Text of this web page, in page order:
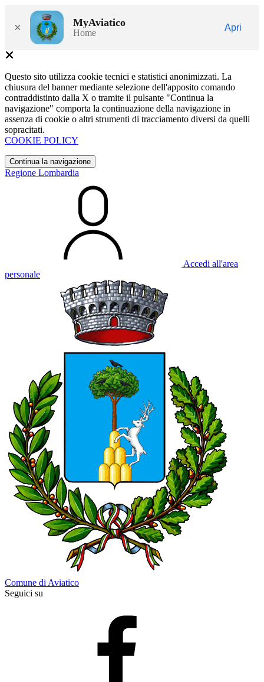
× MyAviatico
Home
Apri
Questo sito utilizza cookie tecnici e statistici anonimizzati. La
chiusura del banner mediante selezione dell'apposito comando
contraddistinto dalla X o tramite il pulsante "Continua la
navigazione" comporta la continuazione della navigazione in
assenza di cookie o altri strumenti di tracciamento diversi da quelli
sopracitati.
COOKIE POLICY
Continua la navigazione
Regione Lombardia
Accedi all'area
personale
Comune di Aviatico
Seguici su